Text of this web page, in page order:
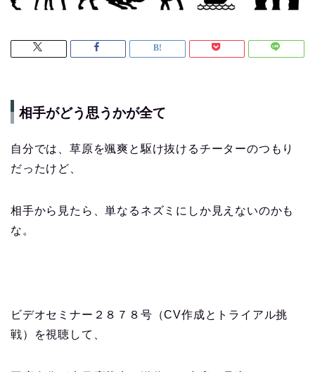
相手がどう思うかが全て
自分では、草原を颯爽と駆け抜けるチーターのつもり
だったけど、
相手から見たら、単なるネズミにしか見えないのかも
な。
ビデオセミナー２８７８号（CV作成とトライアル挑
戦）を視聴して、